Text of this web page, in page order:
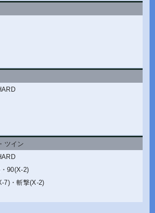
・ ツイン
・ 90(X-2)
7)・斬撃(X-2)